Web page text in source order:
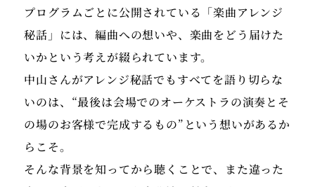
プログラムごとに公開されている「楽曲アレンジ
秘話」には、編曲への想いや、楽曲をどう届けた
いかという考えが綴られています。
中山さんがアレンジ秘話でもすべてを語り切らな
いのは、“最後は会場でのオーケストラの演奏とそ
の場のお客様で完成するもの”という想いがあるか
らこそ。
そんな背景を知ってから聴くことで、また違った